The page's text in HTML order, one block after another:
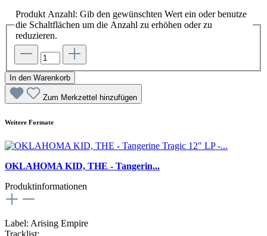
Produkt Anzahl: Gib den gewünschten Wert ein oder benutze
die Schaltflächen um die Anzahl zu erhöhen oder zu
reduzieren.
In den Warenkorb
Zum Merkzettel hinzufügen
Weitere Formate
OKLAHOMA KID, THE - Tangerin...
Produktinformationen
Label: Arising Empire
Tracklist: